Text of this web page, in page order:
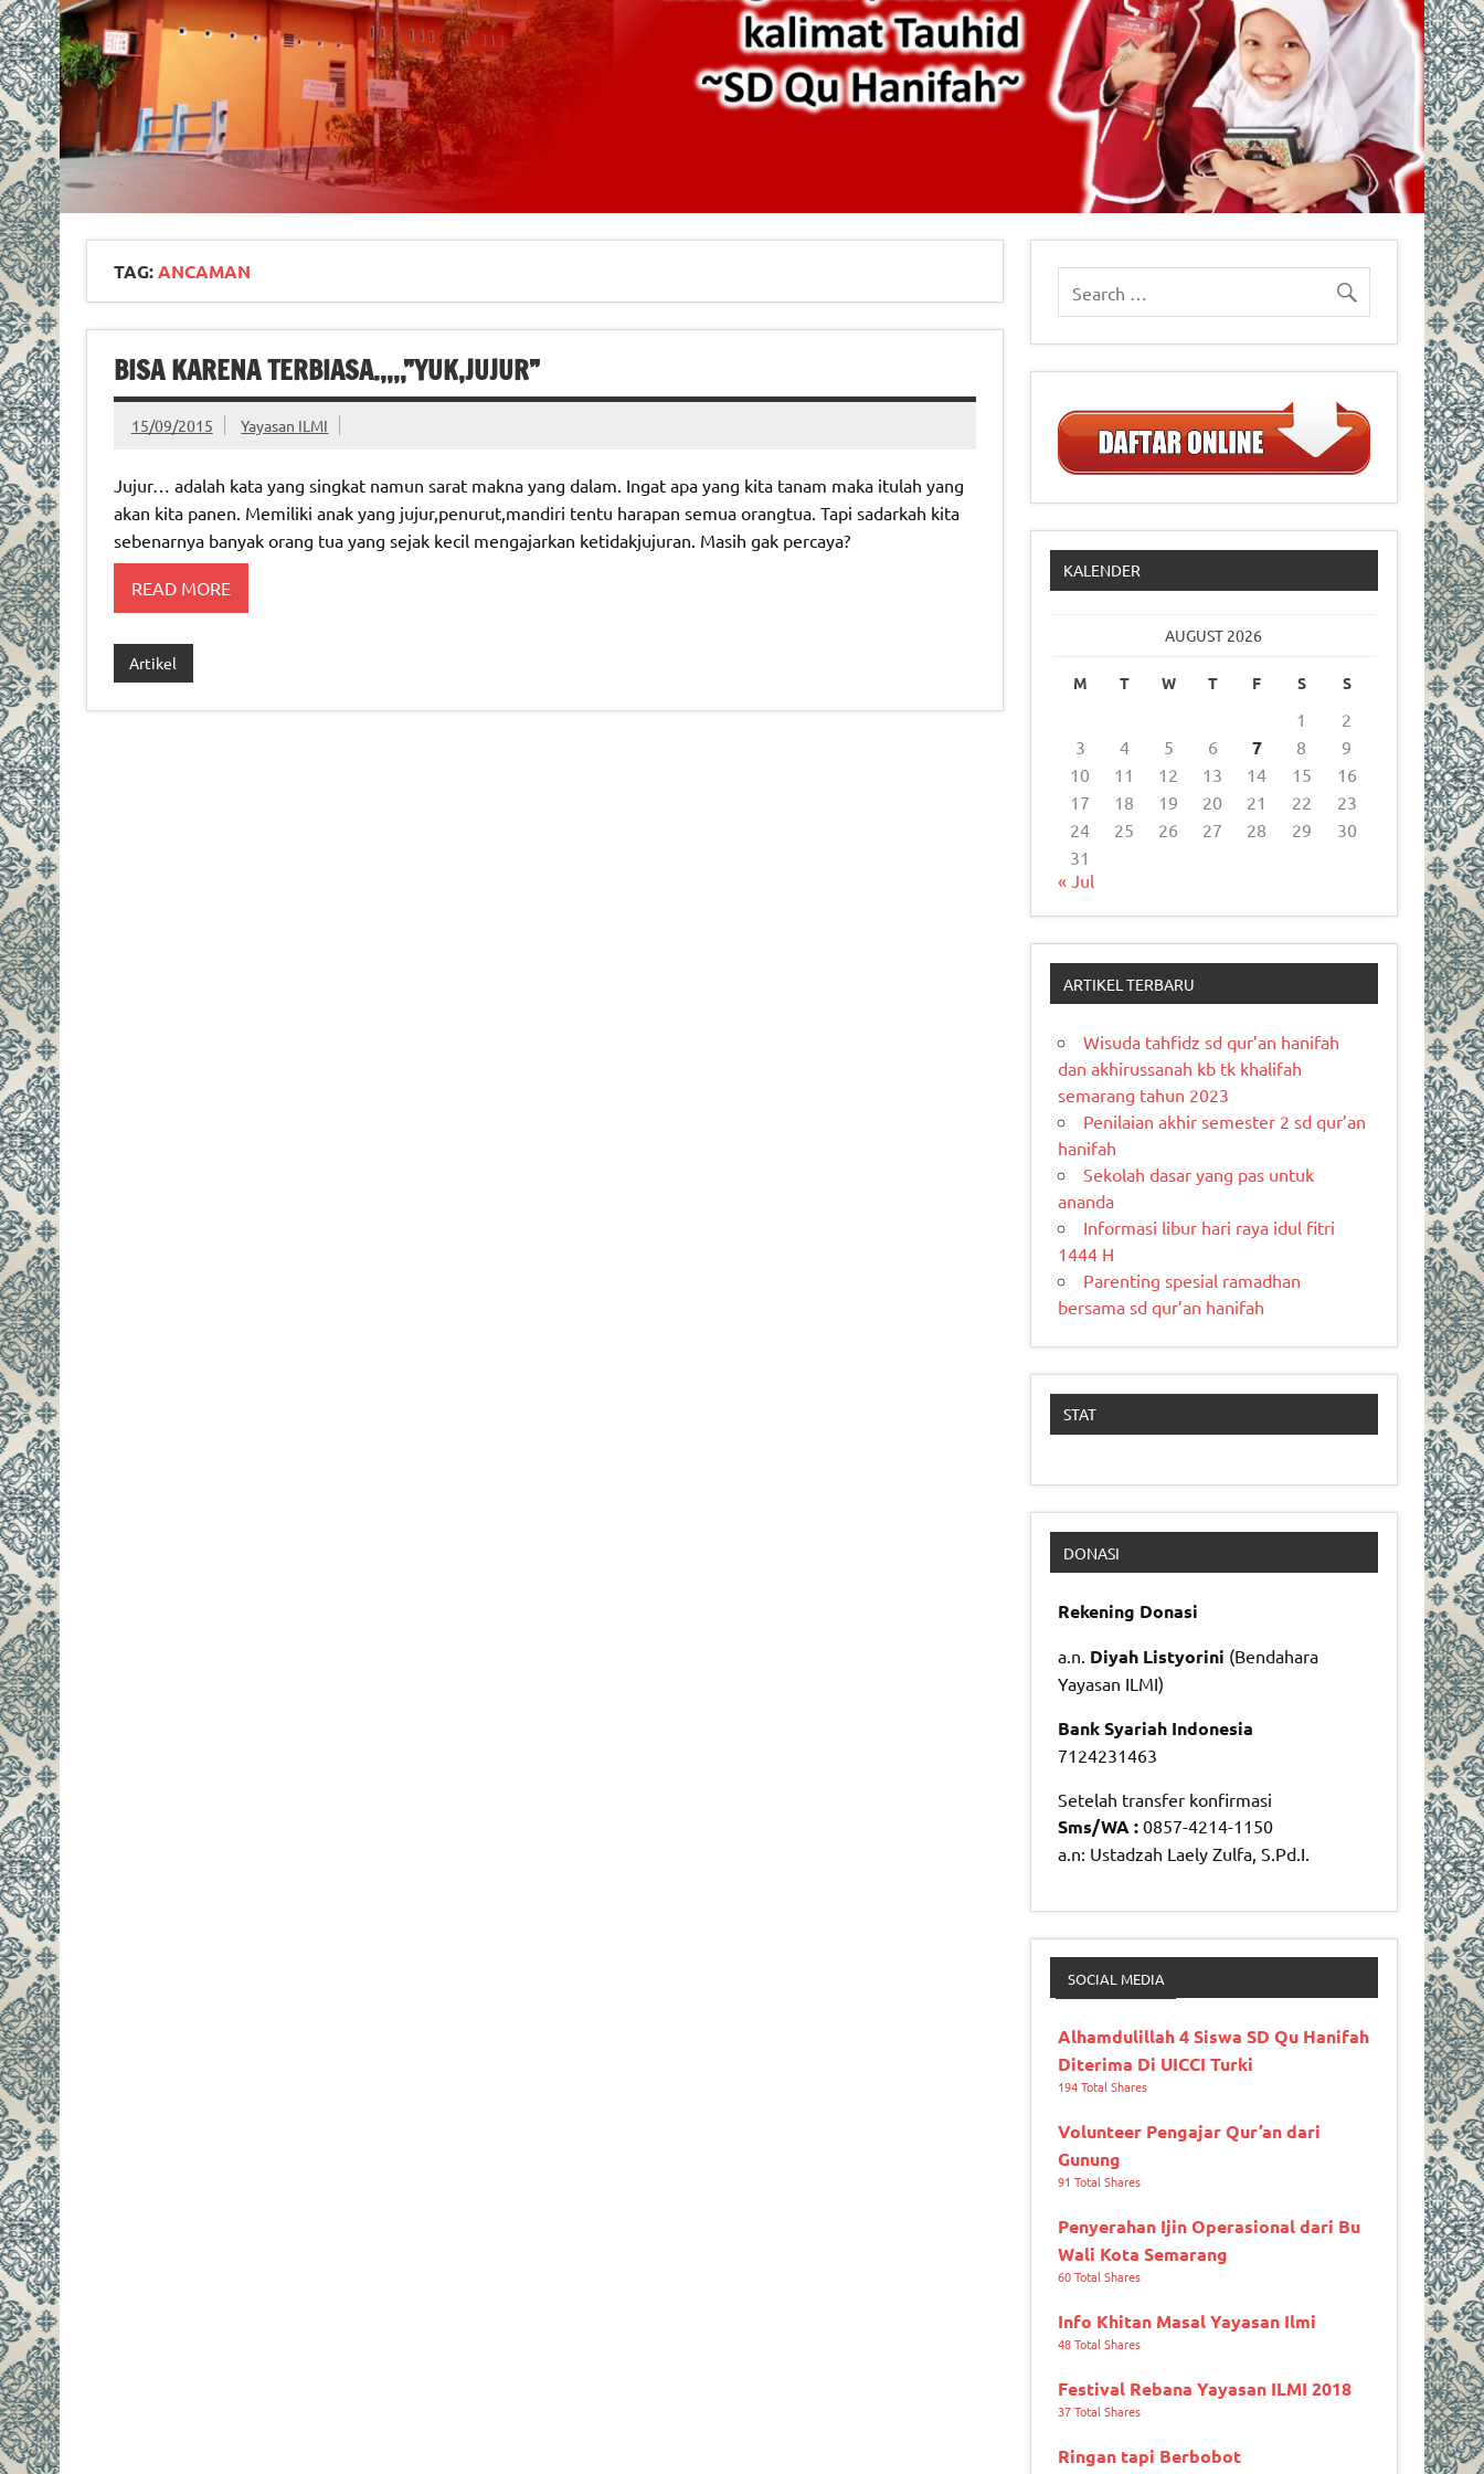
TAG:ANCAMAN
BISA KARENA TERBIASA.,,,,”YUK,JUJUR”
15/09/2015 Yayasan ILMI
Jujur… adalah kata yang singkat namun sarat makna yang dalam. Ingat apa yang kita tanam maka itulah yang
akan kita panen. Memiliki anak yang jujur,penurut,mandiri tentu harapan semua orangtua. Tapi sadarkah kita
sebenarnya banyak orang tua yang sejak kecil mengajarkan ketidakjujuran. Masih gak percaya?
READ MORE
Artikel
KALENDER
AUGUST 2026
M T W T F S S
1
2
3
4 5 6 7 8
9
10
11 12 13 14 15
16
17
18 19 20 21 22
23
24
25 26 27 28 29
30
31
« Jul
ARTIKEL TERBARU
Wisuda tahfidz sd qur’an hanifah
dan akhirussanah kb tk khalifah
semarang tahun 2023
Penilaian akhir semester 2 sd qur’an
hanifah
Sekolah dasar yang pas untuk
ananda
Informasi libur hari raya idul fitri
1444 H
Parenting spesial ramadhan
bersama sd qur’an hanifah
STAT
DONASI
Rekening Donasi
a.n. Diyah Listyorini (Bendahara
Yayasan ILMI)
Bank Syariah Indonesia
7124231463
Setelah transfer konfirmasi
Sms/WA : 0857-4214-1150
a.n: Ustadzah Laely Zulfa, S.Pd.I.
SOCIAL MEDIA
Alhamdulillah 4 Siswa SD Qu Hanifah
Diterima Di UICCI Turki
194 Total Shares
Volunteer Pengajar Qur’an dari
Gunung
91 Total Shares
Penyerahan Ijin Operasional dari Bu
Wali Kota Semarang
60 Total Shares
Info Khitan Masal Yayasan Ilmi
48 Total Shares
Festival Rebana Yayasan ILMI 2018
37 Total Shares
Ringan tapi Berbobot